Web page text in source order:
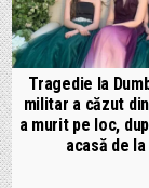
Tragedie la
militar a căzut
a murit pe loc,
acasă de